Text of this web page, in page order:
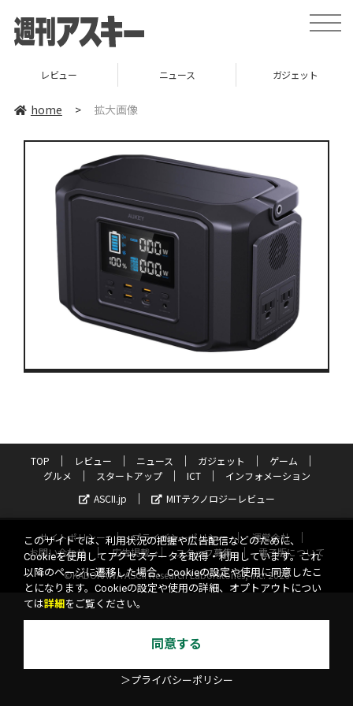
toggle
レビュー ニュース ガジェット
home > 拡大画像
TOP レビュー ニュース ガジェット
ゲーム
グルメ
スタートアップ ICT
インフォメーション
ASCII.jp
MITテクノロジーレビュー
サイトポリシー プライバシーポリシー
運営会社
お問い合わせ
広告掲載 スタッフ募集
電子版について
©KADOKAWA ASCII Research Laboratories, Inc. 2026
このサイトでは、利用状況の把握や広告配信などのために、
Cookieを使用してアクセスデータを取得・利用しています。これ
以降のページに遷移した場合、Cookieの設定や使用に同意したこ
とになります。Cookieの設定や使用の詳細、オプトアウトについ
ては詳細 をご覧ください。
同意する
＞プライバシーポリシー